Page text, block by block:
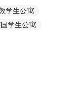
学生公寓
学生公寓